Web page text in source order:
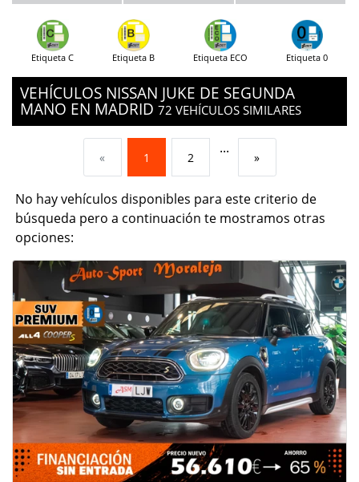
Etiqueta C Etiqueta B Etiqueta ECO Etiqueta 0
VEHÍCULOS NISSAN JUKE DE SEGUNDA
MANO EN MADRID 72 VEHÍCULOS SIMILARES
« 1 2
...
»
No hay vehículos disponibles para este criterio de
búsqueda pero a continuación te mostramos otras
opciones: